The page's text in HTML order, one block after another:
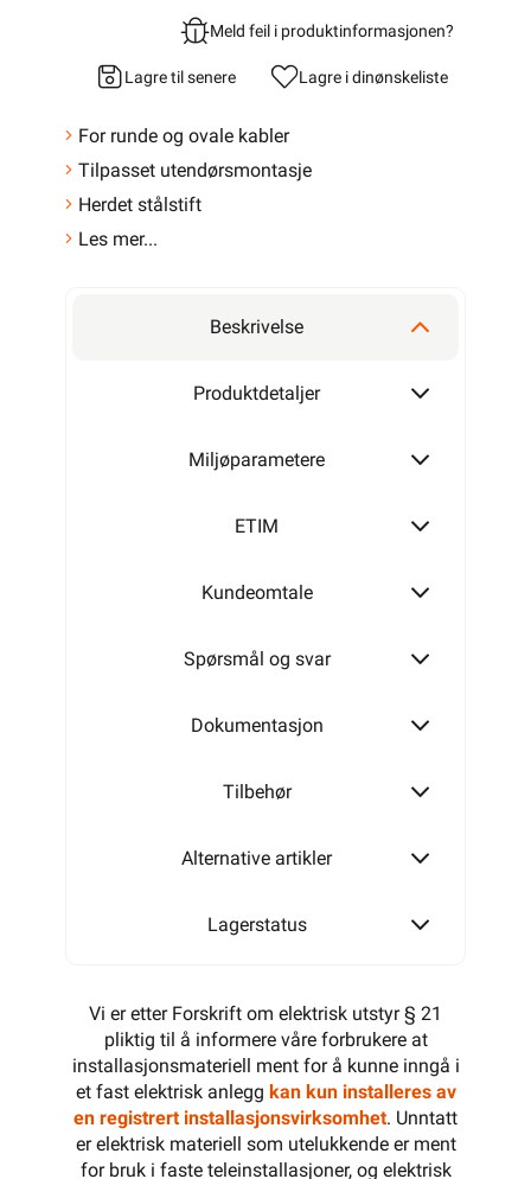
Meld feil i produktinformasjonen?
Lagre til senere Lagre i dinønskeliste
For runde og ovale kabler
Tilpasset utendørsmontasje
Herdet stålstift
Les mer...
Beskrivelse
Produktdetaljer
Miljøparametere
ETIM
Kundeomtale
Spørsmål og svar
Dokumentasjon
Tilbehør
Alternative artikler
Lagerstatus
Vi er etter Forskrift om elektrisk utstyr § 21
pliktig til å informere våre forbrukere at
installasjonsmateriell ment for å kunne inngå i
et fast elektrisk anlegg kan kun installeres av
en registrert installasjonsvirksomhet. Unntatt
er elektrisk materiell som utelukkende er ment
for bruk i faste teleinstallasjoner, og elektrisk